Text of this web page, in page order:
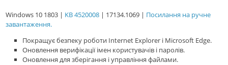
Windows 10 1803 | KB 4520008 | 17134.1069 | Посилання на ручне
завантаження.
Покращує безпеку роботи Internet Explorer і Microsoft Edge.
Оновлення верифікації імен користувачів і паролів.
Оновлення для зберігання і управління файлами.